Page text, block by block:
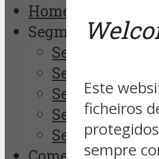
Este
ficheiros
sempre
Home
Segmentos
Segurança
Segurança da
Segurança
Segurança
Segurança